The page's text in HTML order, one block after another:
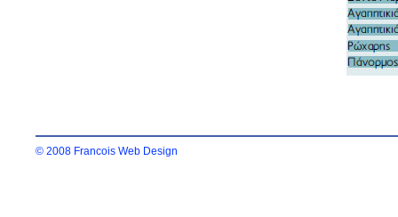
© 2008 Francois Web Design